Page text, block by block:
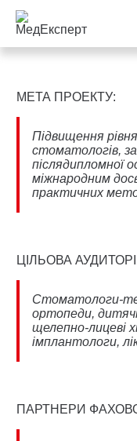
МЕТА ПРОЕКТУ:
Підвищення
стоматологів,
післядипломної
міжнародним
практичних
ЦІЛЬОВА
Стоматологи-
ортопеди,
щелепно-лицеві
імплантологи,
ПАРТНЕРИ